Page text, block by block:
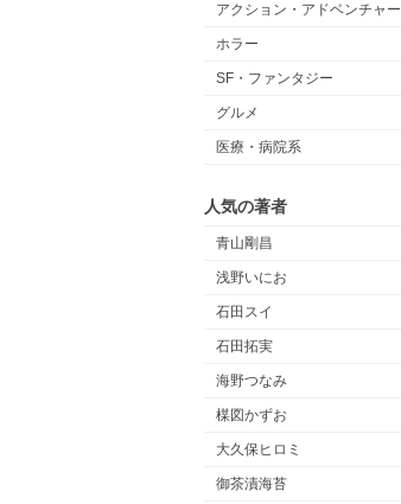
アクション・アドベンチャー
ホラー
SF・ファンタジー
グルメ
医療・病院系
人気の著者
青山剛昌
浅野いにお
石田スイ
石田拓実
海野つなみ
楳図かずお
大久保ヒロミ
御茶漬海苔